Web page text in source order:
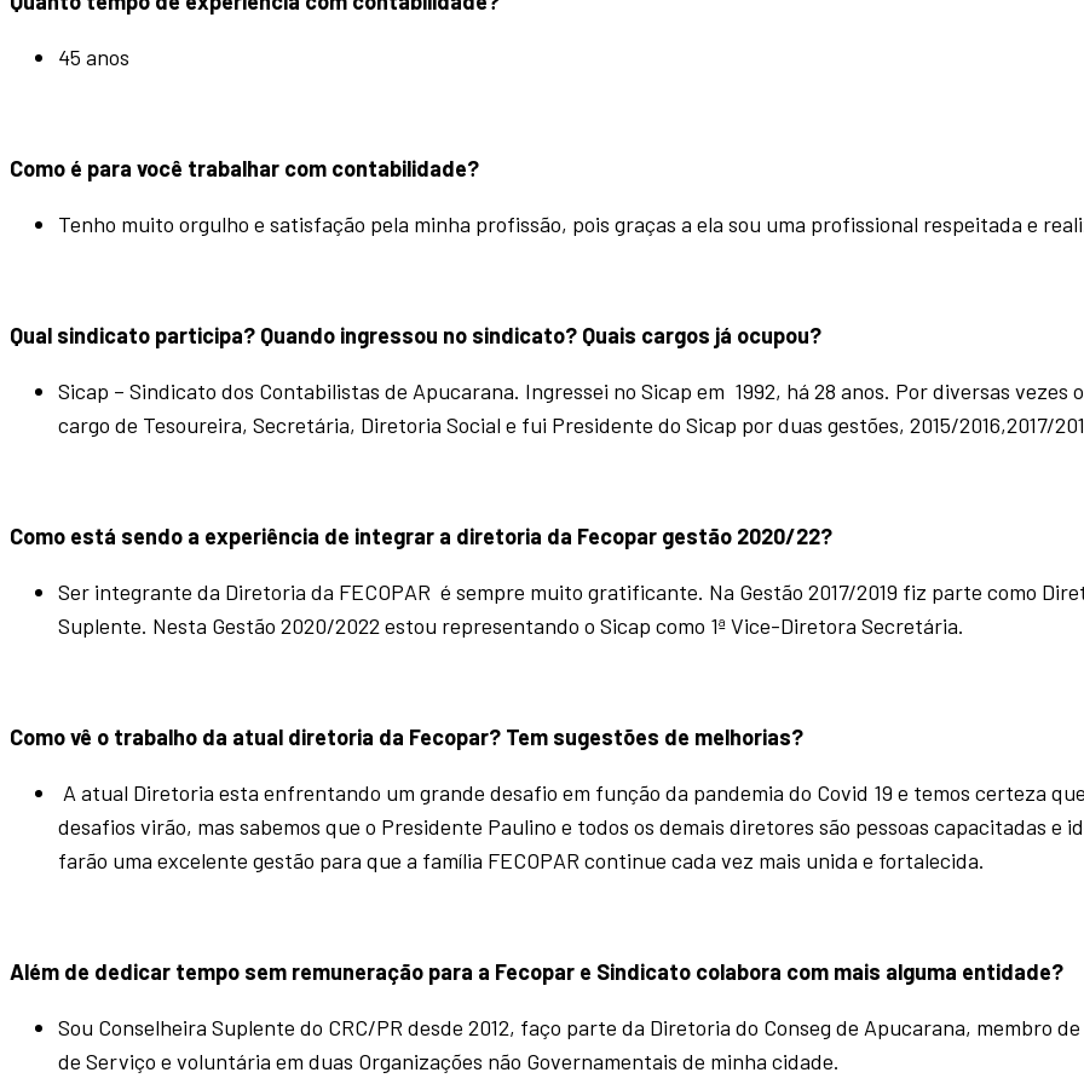
45 anos
Como é para você trabalhar com contabilidade?
Tenho muito orgulho e satisfação pela minha profissão, pois graças a ela sou uma profissional respeitada e
Qual sindicato participa? Quando ingressou no sindicato? Quais cargos já ocupou?
Sicap – Sindicato dos Contabilistas de Apucarana. Ingressei no Sicap em 1992, há 28 anos. Por diversas vezes
cargo de Tesoureira, Secretária, Diretoria Social e fui Presidente do Sicap por duas gestões, 2015/2016,2017/
Como está sendo a experiência de integrar a diretoria da Fecopar gestão 2020/22?
Ser integrante da Diretoria da FECOPAR é sempre muito gratificante. Na Gestão 2017/2019 fiz parte como
Suplente. Nesta Gestão 2020/2022 estou representando o Sicap como 1ª Vice-Diretora Secretária.
Como vê o trabalho da atual diretoria da Fecopar? Tem sugestões de melhorias?
A atual Diretoria esta enfrentando um grande desafio em função da pandemia do Covid 19 e temos certeza
desafios virão, mas sabemos que o Presidente Paulino e todos os demais diretores são pessoas capacitadas e
farão uma excelente gestão para que a família FECOPAR continue cada vez mais unida e fortalecida.
Além de dedicar tempo sem remuneração para a Fecopar e Sindicato colabora com mais alguma entidade?
Sou Conselheira Suplente do CRC/PR desde 2012, faço parte da Diretoria do Conseg de Apucarana, membro
de Serviço e voluntária em duas Organizações não Governamentais de minha cidade.